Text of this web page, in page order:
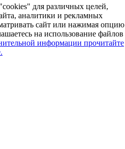
для различных целей,
аналитики и рекламных
сайт или нажимая опцию
на использование файлов
информации прочитайте